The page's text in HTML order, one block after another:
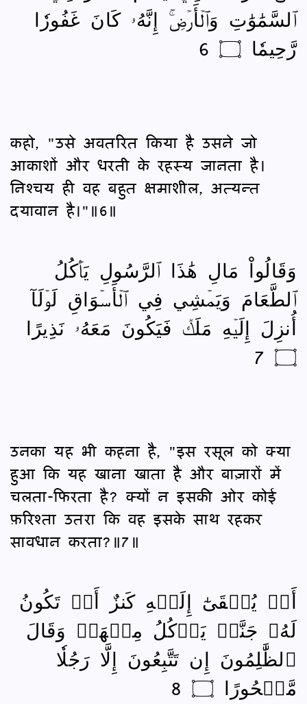
ٱلسَّمَٰوَٰتِ وَٱلۡأَرۡضِۚ إِنَّهُۥ كَانَ غَفُورٗا
رَّحِيمٗا ۝ 6
कहो, "उसे अवतरित किया है उसने जो
आकाशों और धरती के रहस्य जानता है।
निश्‍चय ही वह बहुत क्षमाशील, अत्यन्त
दयावान है।"॥6॥
وَقَالُواْ مَالِ هَٰذَا ٱلرَّسُولِ يَأۡكُلُ
ٱلطَّعَامَ وَيَمۡشِي فِي ٱلۡأَسۡوَاقِ لَوۡلَآ
أُنزِلَ إِلَيۡهِ مَلَكٞ فَيَكُونَ مَعَهُۥ نَذِيرًا
۝ 7
उनका यह भी कहना है, "इस रसूल को क्या
हुआ कि यह खाना खाता है और बाज़ारों में
चलता-फिरता है? क्यों न इसकी ओर कोई
फ़रिश्ता उतरा कि वह इसके साथ रहकर
सावधान करता?॥7॥
أَوۡ يُلۡقَىٰٓ إِلَيۡهِ كَنزٌ أَوۡ تَكُونُ
لَهُۥ جَنَّةٞ يَأۡكُلُ مِنۡهَاۚ وَقَالَ
ٱلظَّٰلِمُونَ إِن تَتَّبِعُونَ إِلَّا رَجُلٗا
مَّسۡحُورًا ۝ 8